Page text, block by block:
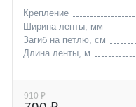
Крепление
Ширина ленты, мм
Загиб на петлю, см
Длина ленты, м
910 ₽